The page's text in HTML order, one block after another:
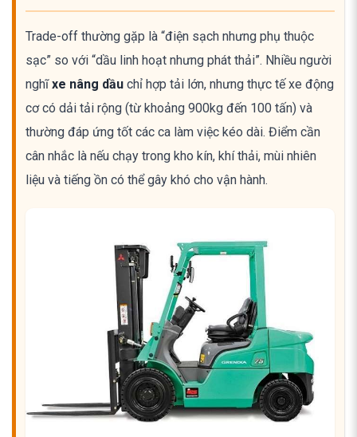
Trade-off thường gặp là “điện sạch nhưng phụ thuộc
sạc” so với “dầu linh hoạt nhưng phát thải”. Nhiều người
nghĩxe nâng dầu chỉ hợp tải lớn, nhưng thực tế xe động
cơ có dải tải rộng (từ khoảng 900kg đến 100 tấn) và
thường đáp ứng tốt các ca làm việc kéo dài. Điểm cần
cân nhắc là nếu chạy trong kho kín, khí thải, mùi nhiên
liệu và tiếng ồn có thể gây khó cho vận hành.